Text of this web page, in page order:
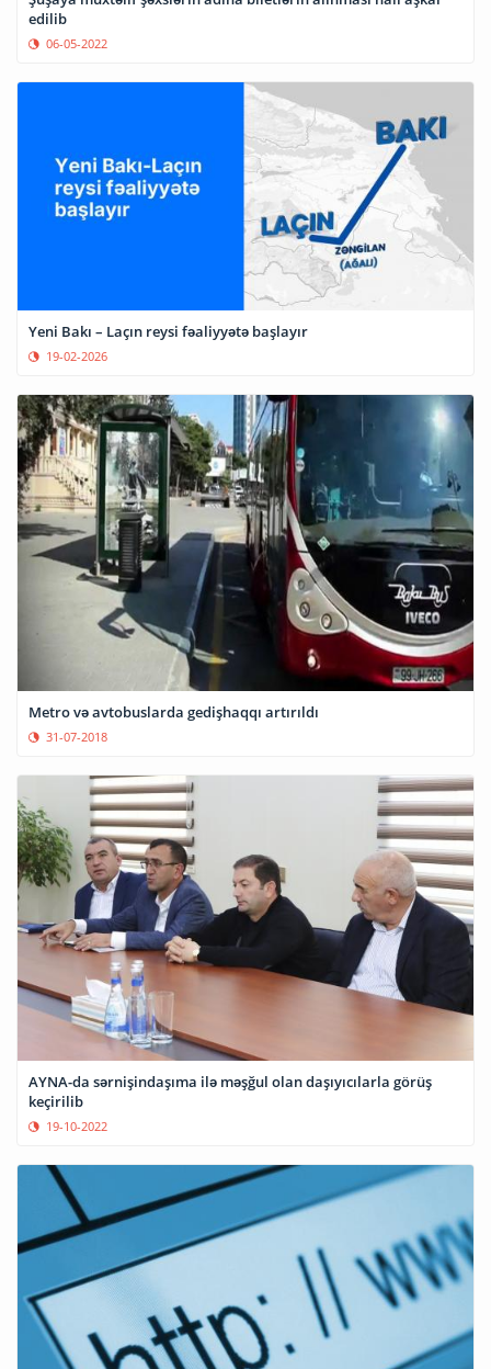
edilib
06-05-2022
Yeni Bakı – Laçın reysi fəaliyyətə başlayır
19-02-2026
Metro və avtobuslarda gedişhaqqı artırıldı
31-07-2018
AYNA-da sərnişindaşıma ilə məşğul olan daşıyıcılarla görüş
keçirilib
19-10-2022